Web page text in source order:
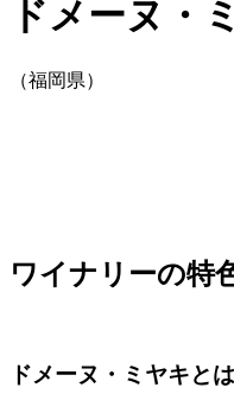
ドメーヌ・
（福岡県）
ワイナリーの特
ドメーヌ・ミヤキと